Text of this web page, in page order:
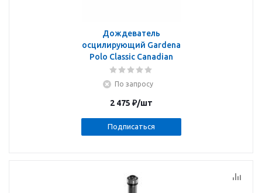
Дождеватель
осцилирующий Gardena
Polo Classic Canadian
По запросу
2 475 ₽/шт
Подписаться